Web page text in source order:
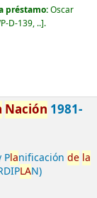
préstamo:Oscar
D-139, .. .
Nación 1981-
Planificación de la
LAN)